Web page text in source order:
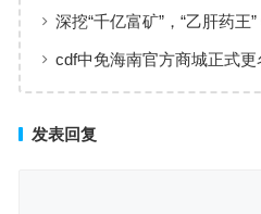
实现高效服务响应
深挖“千亿富矿”，“乙肝药
床治愈
cdf中免海南官方商城正式更
发表回复